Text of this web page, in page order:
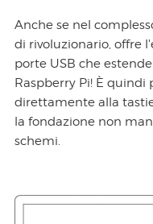
Anche se nel
di rivoluzionario, offre
porte USB che
Raspberry Pi! È quindi
direttamente alla
la fondazione non
schemi.